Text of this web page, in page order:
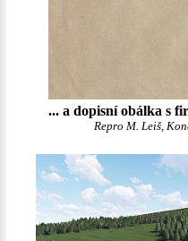
... a dopisní obálka s
Repro M. Leiš,